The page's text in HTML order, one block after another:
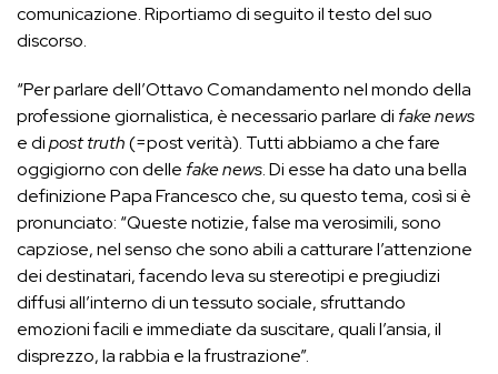
comunicazione. Riportiamo di seguito il testo del suo
discorso.
“Per parlare dell’Ottavo Comandamento nel mondo della
professione giornalistica, è necessario parlare di fake news
e dipost truth(=post verità). Tutti abbiamo a che fare
oggigiorno con delle fake news. Di esse ha dato una bella
definizione Papa Francesco che, su questo tema, così si è
pronunciato: “Queste notizie, false ma verosimili, sono
capziose, nel senso che sono abili a catturare l’attenzione
dei destinatari, facendo leva su stereotipi e pregiudizi
diffusi all’interno di un tessuto sociale, sfruttando
emozioni facili e immediate da suscitare, quali l’ansia, il
disprezzo, la rabbia e la frustrazione”.